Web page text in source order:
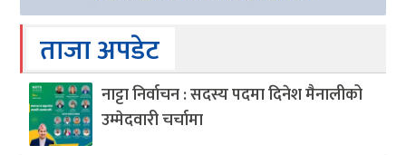
ताजा अपडेट
नाट्टा निर्वाचन : सदस्य पदमा दिनेश मैनालीको
उम्मेदवारी चर्चामा